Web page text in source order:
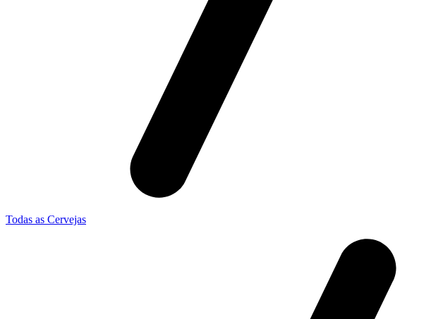
Todas as Cervejas